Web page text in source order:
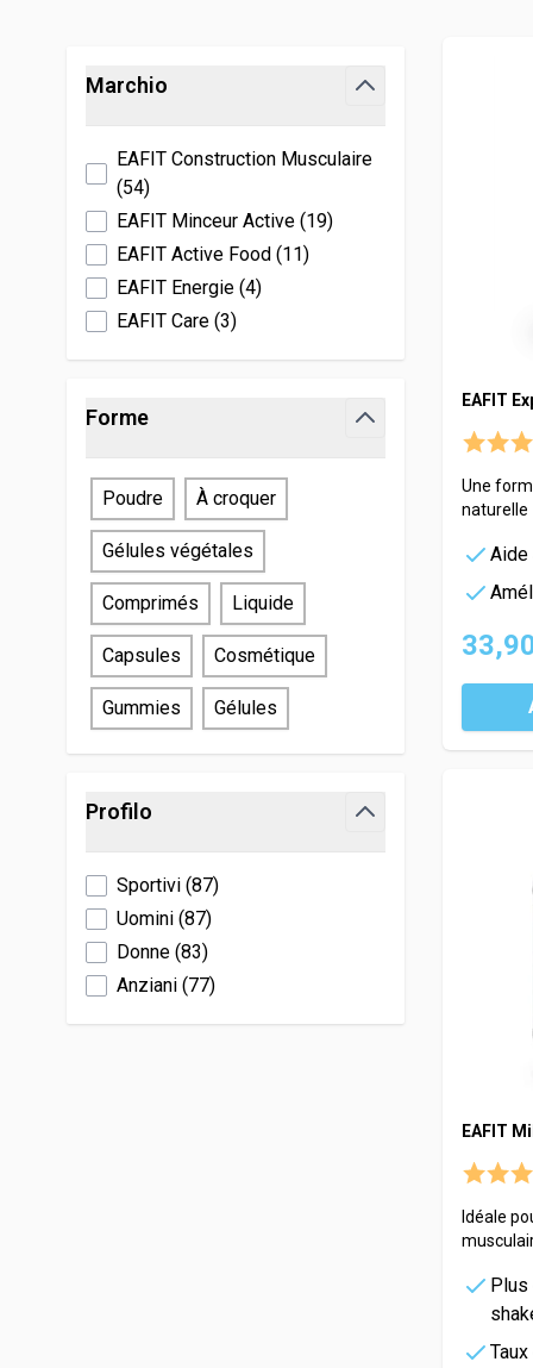
Immunità
Niacinamide
Omega 3
Probiotiques
Shilajit
Marchio
EAFIT Construction Musculaire
(54)
EAFIT Minceur Active (19)
EAFIT Active Food (11)
EAFIT Energie (4)
EAFIT Care (3)
Forme
Poudre À croquer
Gélules végétales
Comprimés Liquide
Capsules Cosmétique
Gummies Gélules
Profilo
Sportivi (87)
Uomini (87)
Donne (83)
Anziani (77)
EAFIT
Une
naturelle
Aide
EAFIT
Idéale